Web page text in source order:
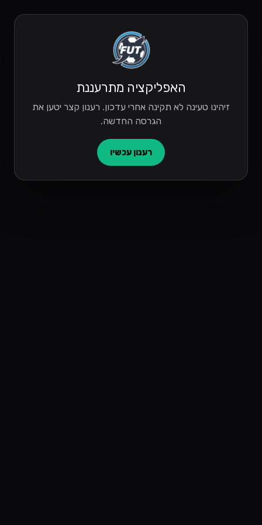
האפליקציה מתרעננת
זיהינו טעינה לא תקינה אחרי עדכון. רענון קצר יטען את
הגרסה החדשה.
רענון עכשיו